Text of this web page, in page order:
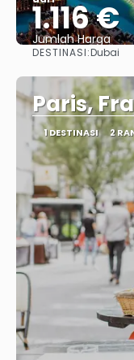
1.116 €
Jumlah Harga
DESTINASI:Dubai
Paris,
1 DESTINASI 2